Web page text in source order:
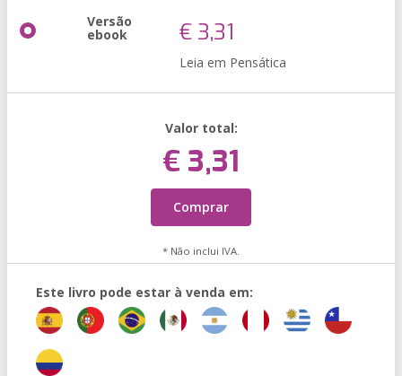
Versão
ebook € 3,31
Leia em Pensática
Valor total:
€ 3,31
Comprar
* Não inclui IVA.
Este livro pode estar à venda em: